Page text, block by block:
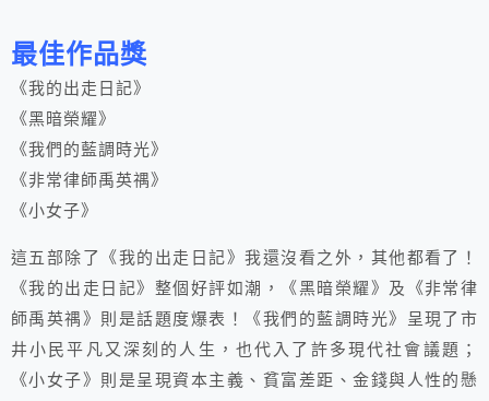
最佳作品獎
《我的出走日記》
《黑暗榮耀》
《我們的藍調時光》
《非常律師禹英禑》
《小女子》
這五部除了《我的出走日記》我還沒看之外，其他都看了！
《我的出走日記》整個好評如潮，《黑暗榮耀》及《非常律
師禹英禑》則是話題度爆表！《我們的藍調時光》呈現了市
井小民平凡又深刻的人生，也代入了許多現代社會議題；
《小女子》則是呈現資本主義、貧富差距、金錢與人性的懸